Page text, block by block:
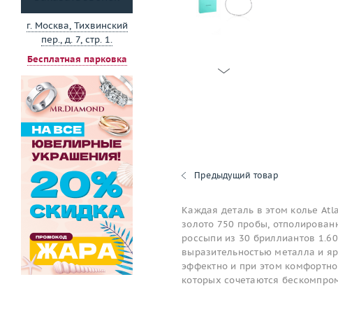
г. Москва, Тихвинский
пер., д. 7, стр. 1.
Бесплатная парковка
Предыдущий товар
Каждая деталь в этом колье
золото 750 пробы,
россыпи из 30 бриллиантов
выразительностью металла и
эффектно и при этом
которых сочетаются